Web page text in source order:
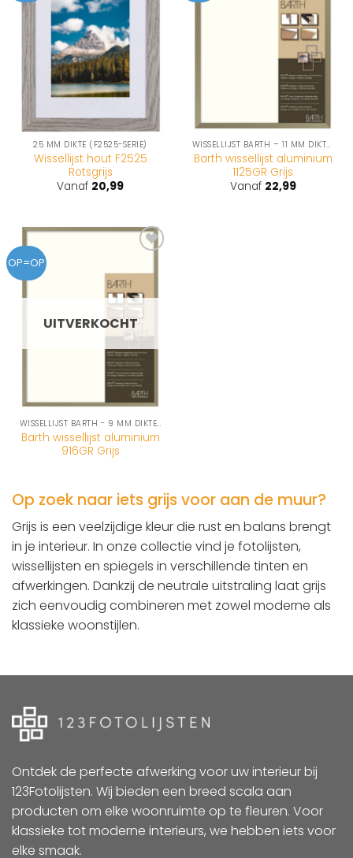
wenslijst
25 MM DIKTE (F2525-SERIE)
Wissellijst hout F2525
Rotsgrijs
Vanaf 20,99
wenslijst
WISSELLIJST BARTH – 11 MM DIKTE (1125-SERIE)
Barth wissellijst aluminium
1125GR Grijs
Vanaf 22,99
OP=OP
aan
wenslijst
UITVERKOCHT
WISSELLIJST BARTH - 9 MM DIKTE (916-SERIE)
Barth wissellijst aluminium
916GR Grijs
Op zoek naar iets grijs voor aan de muur?
Grijs is een veelzijdige kleur die rust en balans brengt
in je interieur. In onze collectie vind je fotolijsten,
wissellijsten en spiegels in verschillende tinten en
afwerkingen. Dankzij de neutrale uitstraling laat grijs
zich eenvoudig combineren met zowel moderne als
klassieke woonstijlen.
Ontdek de perfecte afwerking voor uw interieur bij
123Fotolijsten. Wij bieden een breed scala aan
producten om elke woonruimte op te fleuren. Voor
klassieke tot moderne interieurs, we hebben iets voor
elke smaak.